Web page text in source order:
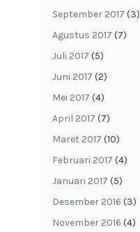
September 2017 (3)
Agustus 2017 (7)
Juli 2017 (5)
Juni 2017 (2)
Mei 2017 (4)
April 2017 (7)
Maret 2017 (10)
Februari 2017 (4)
Januari 2017 (5)
Desember 2016 (3)
November 2016 (4)